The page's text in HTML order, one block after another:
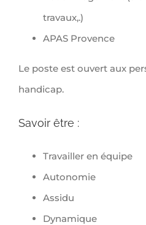
travaux,.)
APAS Provence
Le poste est ouvert aux
handicap.
Savoir être :
Travailler en équipe
Autonomie
Assidu
Dynamique